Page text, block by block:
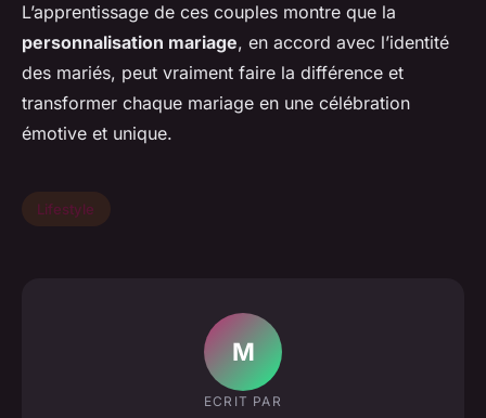
L’apprentissage de ces couples montre que la
personnalisation mariage, en accord avec l’identité
des mariés, peut vraiment faire la différence et
transformer chaque mariage en une célébration
émotive et unique.
Lifestyle
M
ECRIT PAR